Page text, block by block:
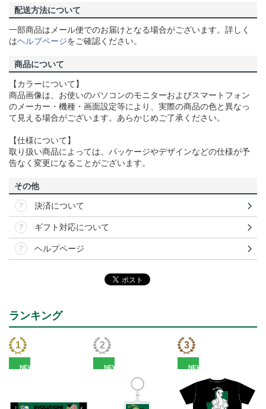
配送方法について
一部商品はメール便でのお届けとなる場合がございます。詳しく
はヘルプページをご確認ください。
商品について
【カラーについて】
商品画像は、お使いのパソコンのモニターおよびスマートフォン
のメーカー・機種・画面設定等により、実際の商品の色と異なっ
て見える場合がございます。あらかじめご了承ください。
【仕様について】
取り扱い商品によっては、パッケージやデザインなどの仕様が予
告なく変更になることがございます。
その他
決済について
ギフト対応について
ヘルプページ
ランキング
NEW NEW NEW